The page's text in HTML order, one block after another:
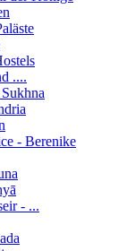
....
- Berenike
- ...